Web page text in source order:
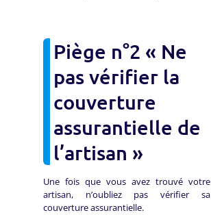
Piège n°2 « Ne
pas vérifier la
couverture
assurantielle de
l’artisan »
Une fois que vous avez trouvé votre
artisan, n’oubliez pas vérifier sa
couverture assurantielle.